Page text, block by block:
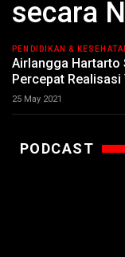
secara
PENDIDIKAN &
Airlangga Hartarto
Percepat
25 May 2021
PODCAST